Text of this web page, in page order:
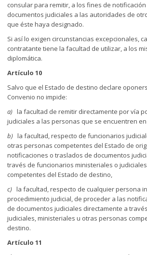
consular para remitir, a los fines de
documentos judiciales a las autoridades de
que éste haya designado.
Si así lo exigen circunstancias excepcionales,
contratante tiene la facultad de utilizar, a los
diplomática.
Artículo 10
Salvo que el Estado de destino declare
Convenio no impide:
a) la facultad de remitir directamente por vía
judiciales a las personas que se encuentren
b) la facultad, respecto de funcionarios
otras personas competentes del Estado de
notificaciones o traslados de documentos
través de funcionarios ministeriales o
competentes del Estado de destino,
c) la facultad, respecto de cualquier persona
procedimiento judicial, de proceder a las
de documentos judiciales directamente a
judiciales, ministeriales u otras personas
destino.
Artículo 11